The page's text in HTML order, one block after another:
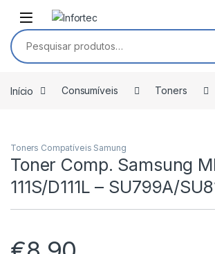
Saltar para navegação
Pular para o conteúdo
Pesquisar por:
Início Consumíveis Toners
Toners Compatíveis Samung
Toner Comp. Samsung
111S/D111L – SU799A/